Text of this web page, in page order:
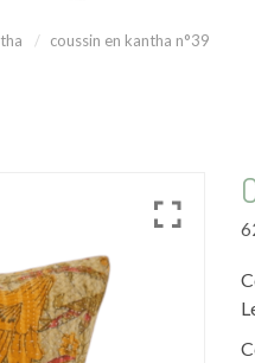
coussin en kantha n°39